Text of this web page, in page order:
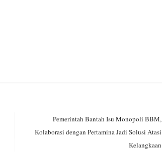
Pemerintah Bantah Isu Monopoli BBM,
Kolaborasi dengan Pertamina Jadi Solusi Atasi
Kelangkaan